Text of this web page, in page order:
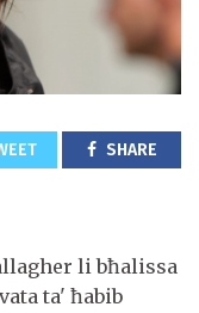
SHARE
li bħalissa
ta' ħabib